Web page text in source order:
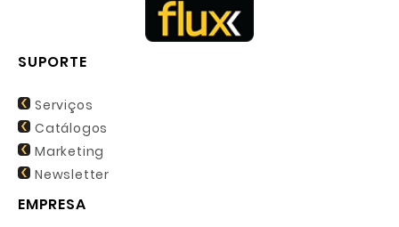
SUPORTE
Serviços
Catálogos
Marketing
Newsletter
EMPRESA